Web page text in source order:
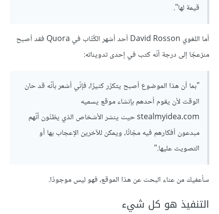
قيمة لها".
أما اللغوي David Rosson أحد أشهر الكُتّاب في Quora فقد أصبح
منزعجًا إلى درجة أنّه كتب في إحدى تدويناته:
"بما أن هذا الموضوع أصبح يتكرّر كثيرًا، فإنّي أشعر بأنّه قد حان
الوقت لأن يقوم أحدهم بإنشاء موقع يسميه
stealmyidea.com حيث ينشر الأشخاص الذي يظنّون أنّهم
مبدعون أفكارهم فيه مجّانًا، ويمكن للآخرين الإعجاب بها أو
التصويت عليها."
سأعفيك من عناء البحث عن هذا الموقع، فهو ليس موجودًا.
التنفيذ هو كل شيء